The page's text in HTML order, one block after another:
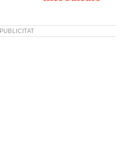
PUBLICITAT